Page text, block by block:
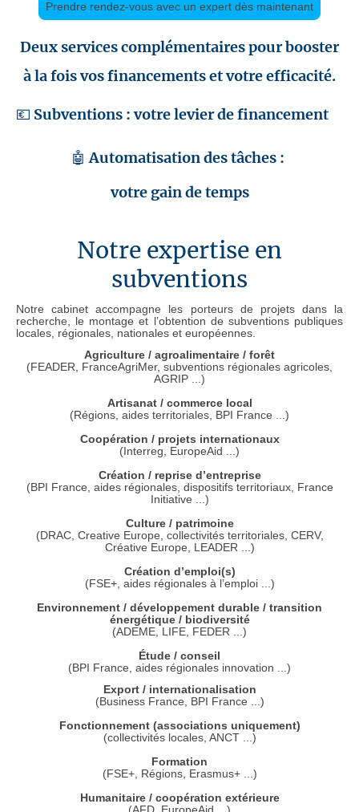
Prendre rendez-vous avec un expert dès maintenant
Deux services complémentaires pour booster
à la fois vos financements et votre efficacité.
💶 Subventions : votre levier de financement
🤖Automatisation des tâches :
votre gain de temps
Notre expertise en
subventions
Notre cabinet accompagne les porteurs de projets dans la
recherche, le montage et l’obtention de subventions publiques
locales, régionales, nationales et européennes.
Agriculture / agroalimentaire / forêt
(FEADER, FranceAgriMer, subventions régionales agricoles,
AGRIP ...)
Artisanat / commerce local
(Régions, aides territoriales, BPI France ...)
Coopération / projets internationaux
(Interreg, EuropeAid ...)
Création / reprise d’entreprise
(BPI France, aides régionales, dispositifs territoriaux, France
Initiative ...)
Culture / patrimoine
(DRAC, Creative Europe, collectivités territoriales, CERV,
Créative Europe, LEADER ...)
Création d’emploi(s)
(FSE+, aides régionales à l’emploi ...)
Environnement / développement durable / transition
énergétique / biodiversité
(ADEME, LIFE, FEDER ...)
Étude / conseil
(BPI France, aides régionales innovation ...)
Export / internationalisation
(Business France, BPI France ...)
Fonctionnement (associations uniquement)
(collectivités locales, ANCT ...)
Formation
(FSE+, Régions, Erasmus+ ...)
Humanitaire / coopération extérieure